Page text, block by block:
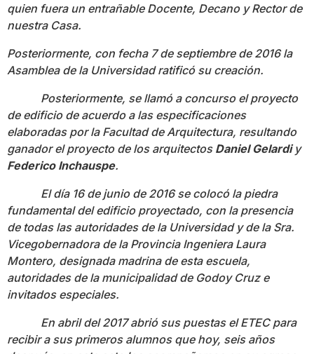
quien fuera un entrañable Docente, Decano y Rector de
nuestra Casa.
Posteriormente, con fecha 7 de septiembre de 2016 la
Asamblea de la Universidad ratificó su creación.
Posteriormente, se llamó a concurso el proyecto
de edificio de acuerdo a las especificaciones
elaboradas por la Facultad de Arquitectura, resultando
ganador el proyecto de los arquitectos Daniel Gelardiy
Federico Inchauspe.
El día 16 de junio de 2016 se colocó la piedra
fundamental del edificio proyectado, con la presencia
de todas las autoridades de la Universidad y de la Sra.
Vicegobernadora de la Provincia Ingeniera Laura
Montero, designada madrina de esta escuela,
autoridades de la municipalidad de Godoy Cruz e
invitados especiales.
En abril del 2017 abrió sus puestas el ETEC para
recibir a sus primeros alumnos que hoy, seis años